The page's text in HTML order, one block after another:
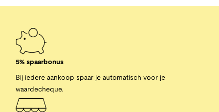
5% spaarbonus
Bij iedere aankoop spaar je automatisch voor je
waardecheque.